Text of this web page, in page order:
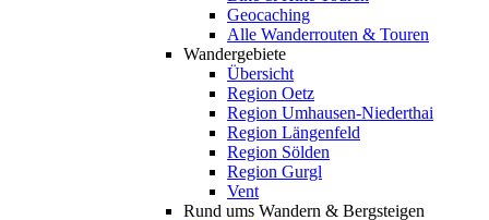
Geocaching
Alle Wanderrouten & Touren
Wandergebiete
Übersicht
Region Oetz
Region Umhausen-Niederthai
Region Längenfeld
Region Sölden
Region Gurgl
Vent
Rund ums Wandern & Bergsteigen